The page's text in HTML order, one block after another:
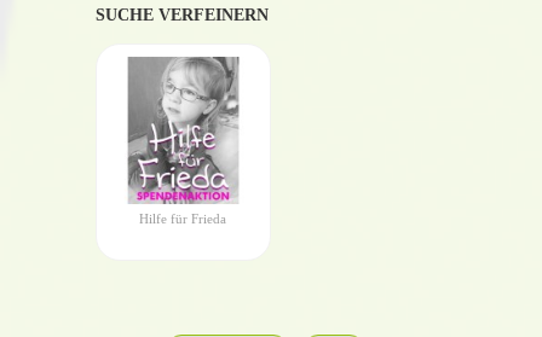
SUCHE VERFEINERN
Hilfe für Frieda